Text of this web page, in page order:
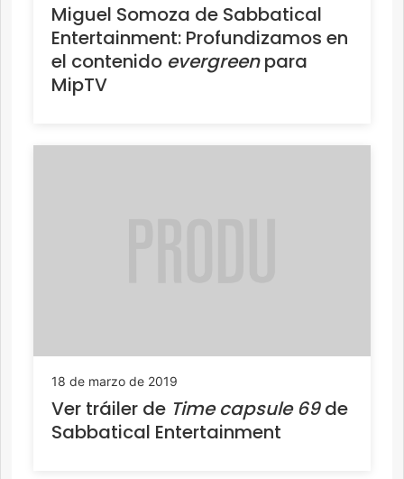
Miguel Somoza de Sabbatical
Entertainment: Profundizamos en
el contenido evergreenpara
MipTV
18 de marzo de 2019
Ver tráiler de Time capsule 69de
Sabbatical Entertainment